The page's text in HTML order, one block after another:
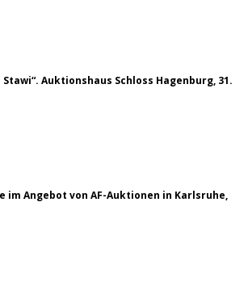
Auktionshaus Schloss Hagenburg, 31.
im Angebot von AF-Auktionen in Karlsruhe,